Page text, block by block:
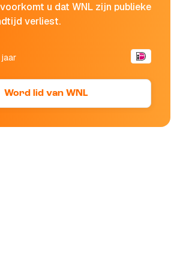
u dat WNL zijn publieke
verliest.
Word lid van WNL